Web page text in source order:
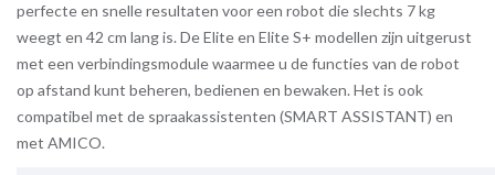
perfecte en snelle resultaten voor een robot die slechts 7 kg
weegt en 42 cm lang is. De Elite en Elite S+ modellen zijn uitgerust
met een verbindingsmodule waarmee u de functies van de robot
op afstand kunt beheren, bedienen en bewaken. Het is ook
compatibel met de spraakassistenten (SMART ASSISTANT) en
met AMICO.